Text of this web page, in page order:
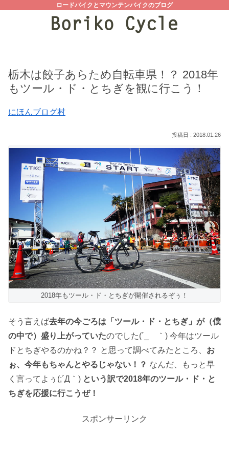
ロードバイクとマウンテンバイクのブログ
栃木は餃子あらため自転車県！？ 2018年
もツール・ド・とちぎを観に行こう！
にほんブログ村
2018.01.26
2018年もツール・ド・とちぎが開催されるぞぅ！
そう言えば去年の今ごろは「ツール・ド・とちぎ」が（僕
の中で）盛り上がっていたのでした(´_ゝ｀) 今年はツール
ドとちぎやるのかね？？ と思って調べてみたところ、 お
ぉ、今年もちゃんとやるじゃない！？ なんだ、もっと早
く言ってよぅ(;´Д｀) という訳で2018年のツール・ド・と
ちぎを応援に行こうぜ！
スポンサーリンク